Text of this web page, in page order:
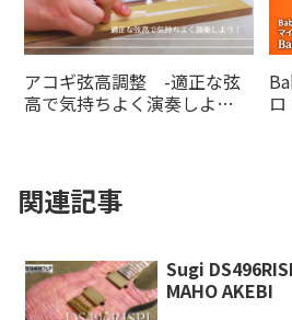
アコギ弦高調整 -適正な弦
高で気持ちよく演奏しよ
関連記事
Sugi
MAHO AKEBI